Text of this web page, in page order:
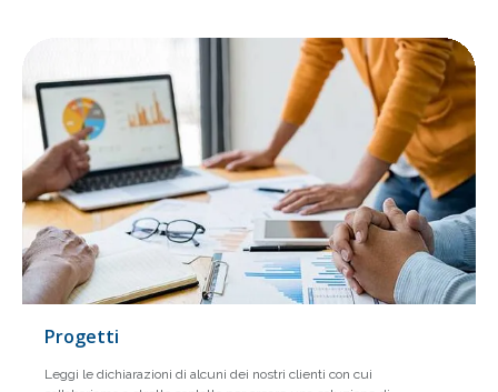
Progetti
Leggi le dichiarazioni di alcuni dei nostri clienti con cui